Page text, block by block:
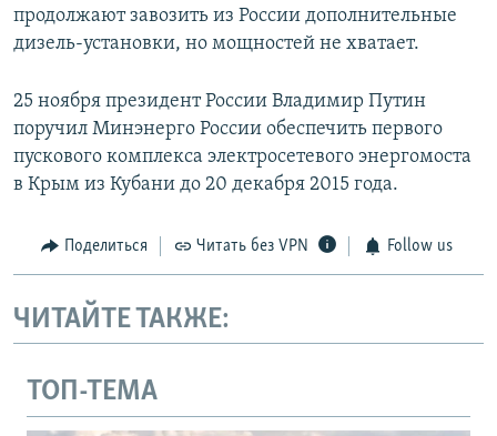
продолжают завозить из России дополнительные
дизель-установки, но мощностей не хватает.
25 ноября президент России Владимир Путин
поручил Минэнерго России обеспечить первого
пускового комплекса электросетевого энергомоста
в Крым из Кубани до 20 декабря 2015 года.
Поделиться Читать без VPN Follow us
ЧИТАЙТЕ ТАКЖЕ:
ТОП-ТЕМА